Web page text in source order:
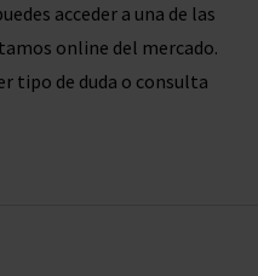
acceder a una de las
online del mercado.
tipo de duda o consulta